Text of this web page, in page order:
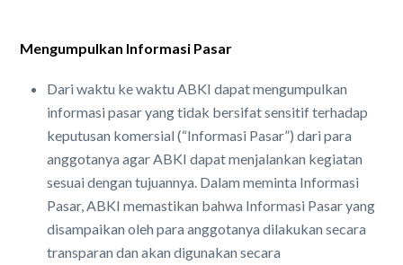
Mengumpulkan Informasi Pasar
Dari waktu ke waktu ABKI dapat mengumpulkan
informasi pasar yang tidak bersifat sensitif terhadap
keputusan komersial (“Informasi Pasar”) dari para
anggotanya agar ABKI dapat menjalankan kegiatan
sesuai dengan tujuannya. Dalam meminta Informasi
Pasar, ABKI memastikan bahwa Informasi Pasar yang
disampaikan oleh para anggotanya dilakukan secara
transparan dan akan digunakan secara